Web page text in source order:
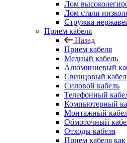
Лом
Лом стали
Стружка
Прием кабеля
Назад
Прием кабеля
Медный кабель
Алюминиевый
Свинцовый
Силовой кабель
Телефонный
Компьютерный
Монтажный
Обмоточный
Отходы кабеля
Прием кабеля как